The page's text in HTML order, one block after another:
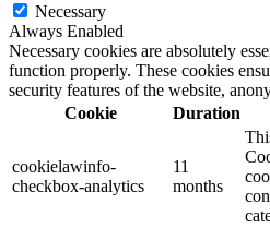
Necessary
Always Enabled
Necessary cookies are absolutely
function properly. These cookies
security features of the website,
Cookie
Duration
cookielawinfo-
checkbox-analytics
11
months